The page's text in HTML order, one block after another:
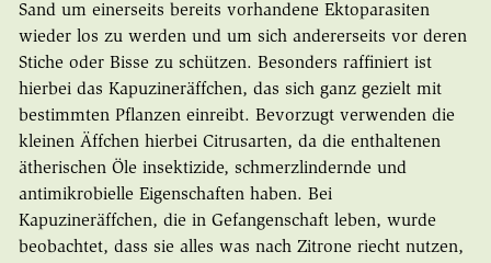
Sand um einerseits bereits vorhandene Ektoparasiten
wieder los zu werden und um sich andererseits vor deren
Stiche oder Bisse zu schützen. Besonders raffiniert ist
hierbei das Kapuzineräffchen, das sich ganz gezielt mit
bestimmten Pflanzen einreibt. Bevorzugt verwenden die
kleinen Äffchen hierbei Citrusarten, da die enthaltenen
ätherischen Öle insektizide, schmerzlindernde und
antimikrobielle Eigenschaften haben. Bei
Kapuzineräffchen, die in Gefangenschaft leben, wurde
beobachtet, dass sie alles was nach Zitrone riecht nutzen,